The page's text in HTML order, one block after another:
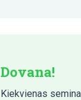
Dovana!
Kiekvienas